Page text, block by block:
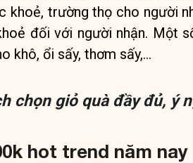
trường thọ cho người
đối với người nhận. Một
khô, ổi sấy, thơm sấy,…
chọn giỏ quà đầy đủ, ý
hot trend năm nay